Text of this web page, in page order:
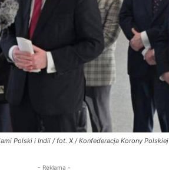
Polski i Indii / fot. X / Konfederacja Korony Polskiej
- Reklama -